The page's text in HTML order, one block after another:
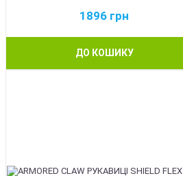
1896 грн
ДО КОШИКУ